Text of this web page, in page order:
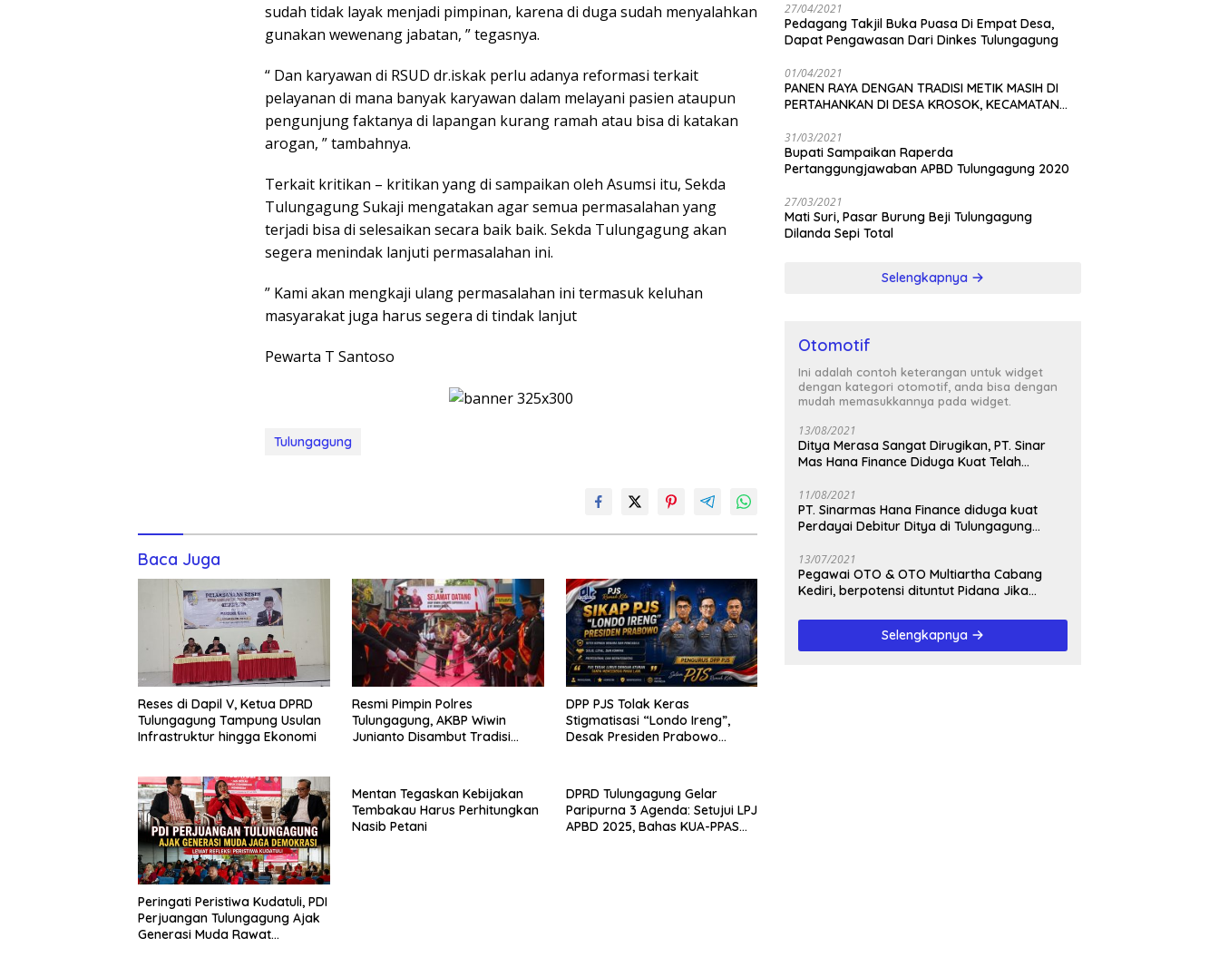
sudah tidak layak menjadi pimpinan, karena di duga sudah menyalahkan
gunakan wewenang jabatan, ” tegasnya.
“ Dan karyawan di RSUD dr.iskak perlu adanya reformasi terkait
pelayanan di mana banyak karyawan dalam melayani pasien ataupun
pengunjung faktanya di lapangan kurang ramah atau bisa di katakan
arogan, ” tambahnya.
Terkait kritikan – kritikan yang di sampaikan oleh Asumsi itu, Sekda
Tulungagung Sukaji mengatakan agar semua permasalahan yang
terjadi bisa di selesaikan secara baik baik. Sekda Tulungagung akan
segera menindak lanjuti permasalahan ini.
” Kami akan mengkaji ulang permasalahan ini termasuk keluhan
masyarakat juga harus segera di tindak lanjut
Pewarta T Santoso
Tulungagung
Baca Juga
Reses di Dapil V, Ketua DPRD
Tulungagung Tampung Usulan
Infrastruktur hingga Ekonomi
Resmi Pimpin Polres
Tulungagung, AKBP Wiwin
Junianto Disambut Tradisi
DPP PJS Tolak Keras
Stigmatisasi “Londo Ireng”,
Desak Presiden Prabowo
Peringati Peristiwa Kudatuli, PDI
Perjuangan Tulungagung Ajak
Generasi Muda Rawat
Mentan Tegaskan Kebijakan
Tembakau Harus Perhitungkan
Nasib Petani
DPRD Tulungagung Gelar
Paripurna 3 Agenda: Setujui LPJ
APBD 2025, Bahas KUA-PPAS
27/04/2021
Pedagang Takjil Buka Puasa Di Empat Desa,
Dapat Pengawasan Dari Dinkes Tulungagung
01/04/2021
PANEN RAYA DENGAN TRADISI METIK MASIH DI
PERTAHANKAN DI DESA KROSOK, KECAMATAN
31/03/2021
Bupati Sampaikan Raperda
Pertanggungjawaban APBD Tulungagung 2020
27/03/2021
Mati Suri, Pasar Burung Beji Tulungagung
Dilanda Sepi Total
Selengkapnya
Otomotif
Ini adalah contoh keterangan untuk widget
dengan kategori otomotif, anda bisa dengan
mudah memasukkannya pada widget.
13/08/2021
Ditya Merasa Sangat Dirugikan, PT. Sinar
Mas Hana Finance Diduga Kuat Telah
11/08/2021
PT. Sinarmas Hana Finance diduga kuat
Perdayai Debitur Ditya di Tulungagung
13/07/2021
Pegawai OTO & OTO Multiartha Cabang
Kediri, berpotensi dituntut Pidana Jika
Selengkapnya